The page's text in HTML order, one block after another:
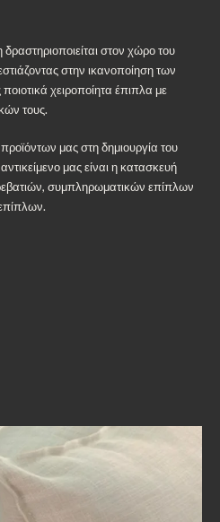
στον χώρο του
στην ικανοποίηση των
χειροποίητα έπιπλα με
τους.
μας στη δημιουργία του
μας είναι η κατασκευή
συμπληρωματικών επίπλων